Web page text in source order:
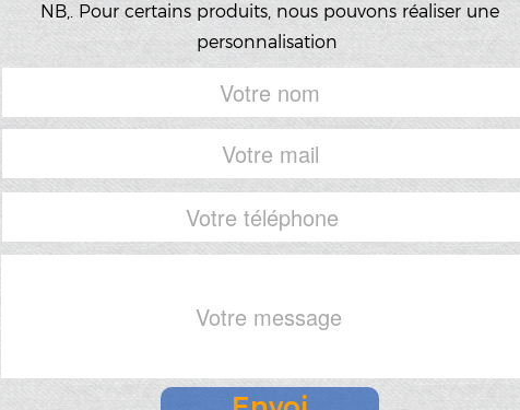
NB,. Pour certains produits, nous pouvons réaliser une
personnalisation
comme des prénoms différents sur chaque objet par
exemple